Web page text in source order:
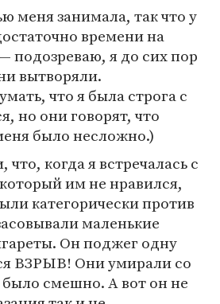
меня занимала, так что у
времени на
подозреваю, я до сих пор
вытворяли.
что я была строга с
но они говорят, что
было несложно.)
когда я встречалась с
им не нравился,
категорически против
маленькие
Он поджег одну
ВЗРЫВ! Они умирали со
смешно. А вот он не